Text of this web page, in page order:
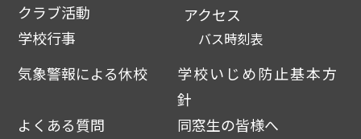
クラブ活動
学校行事
アクセス
バス時刻表
気象警報による休校
学校いじめ防止基本方
針
よくある質問
同窓生の皆様へ